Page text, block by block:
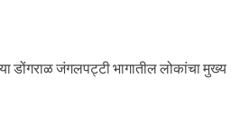
डोंगराळ जंगलपट्टी भागातील लोकांचा मुख्य